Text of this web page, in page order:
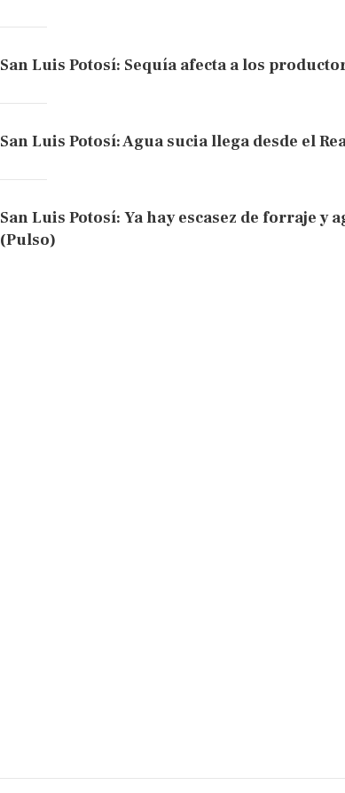
San Luis Potosí: Sequía afecta a los
San Luis Potosí: Agua sucia llega desde el
San Luis Potosí: Ya hay escasez de forraje y
(Pulso)